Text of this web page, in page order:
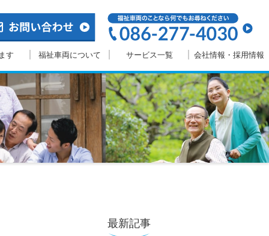
す 福祉車両について サービス一覧 会社情報・採用情報
最新記事